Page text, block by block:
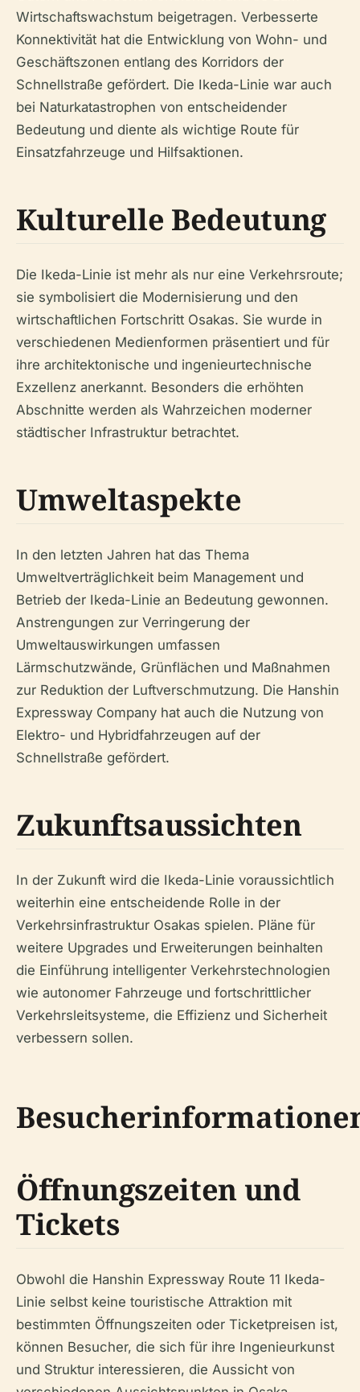
Wirtschaftswachstum beigetragen. Verbesserte
Konnektivität hat die Entwicklung von Wohn- und
Geschäftszonen entlang des Korridors der
Schnellstraße gefördert. Die Ikeda-Linie war auch
bei Naturkatastrophen von entscheidender
Bedeutung und diente als wichtige Route für
Einsatzfahrzeuge und Hilfsaktionen.
Kulturelle Bedeutung
Die Ikeda-Linie ist mehr als nur eine Verkehrsroute;
sie symbolisiert die Modernisierung und den
wirtschaftlichen Fortschritt Osakas. Sie wurde in
verschiedenen Medienformen präsentiert und für
ihre architektonische und ingenieurtechnische
Exzellenz anerkannt. Besonders die erhöhten
Abschnitte werden als Wahrzeichen moderner
städtischer Infrastruktur betrachtet.
Umweltaspekte
In den letzten Jahren hat das Thema
Umweltverträglichkeit beim Management und
Betrieb der Ikeda-Linie an Bedeutung gewonnen.
Anstrengungen zur Verringerung der
Umweltauswirkungen umfassen
Lärmschutzwände, Grünflächen und Maßnahmen
zur Reduktion der Luftverschmutzung. Die Hanshin
Expressway Company hat auch die Nutzung von
Elektro- und Hybridfahrzeugen auf der
Schnellstraße gefördert.
Zukunftsaussichten
In der Zukunft wird die Ikeda-Linie voraussichtlich
weiterhin eine entscheidende Rolle in der
Verkehrsinfrastruktur Osakas spielen. Pläne für
weitere Upgrades und Erweiterungen beinhalten
die Einführung intelligenter Verkehrstechnologien
wie autonomer Fahrzeuge und fortschrittlicher
Verkehrsleitsysteme, die Effizienz und Sicherheit
verbessern sollen.
Öffnungszeiten und
Tickets
Obwohl die Hanshin Expressway Route 11 Ikeda-
Linie selbst keine touristische Attraktion mit
bestimmten Öffnungszeiten oder Ticketpreisen ist,
können Besucher, die sich für ihre Ingenieurkunst
und Struktur interessieren, die Aussicht von